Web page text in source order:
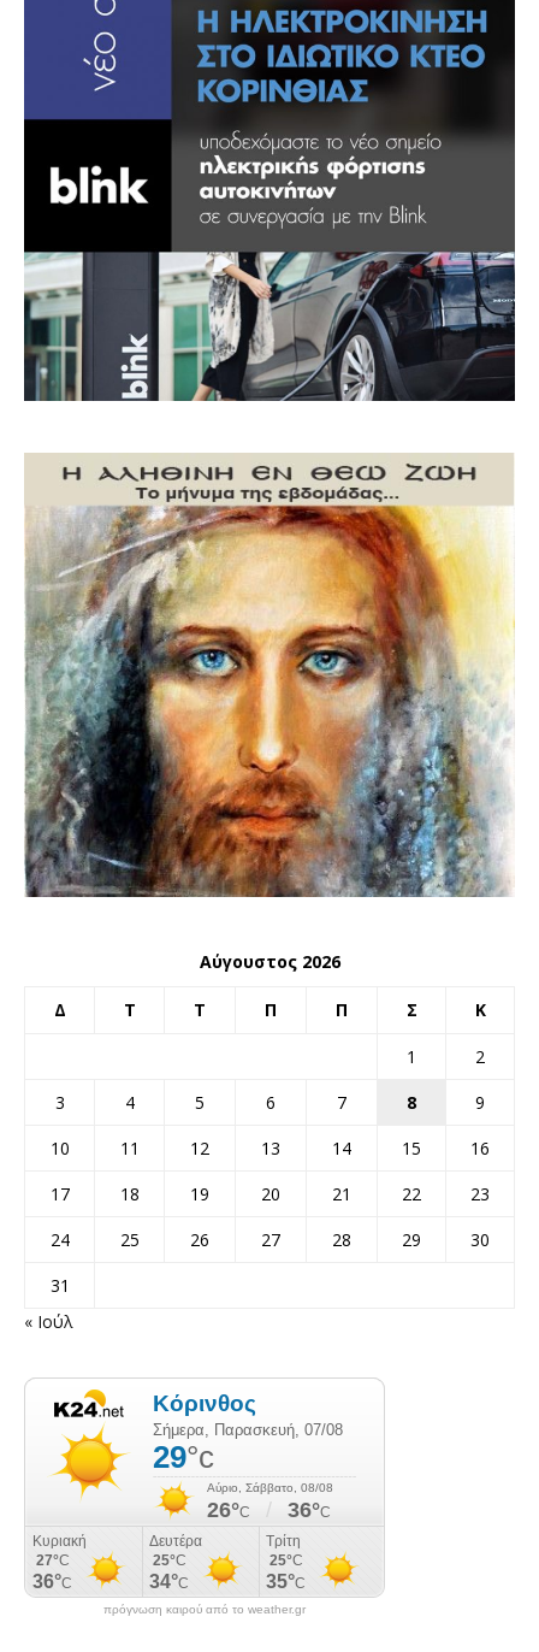
Αύγουστος 2026
Δ Τ Τ Π Π Σ Κ
1
2
3
4 5 6 7 8
9
10
11 12 13 14 15
16
17
18 19 20 21 22
23
24
25 26 27 28 29
30
31
« Ιούλ
πρόγνωση καιρού από το weather.gr